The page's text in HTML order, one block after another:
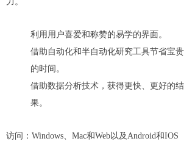
利用用户喜爱和称赞的易学的界面。
借助自动化和半自动化研究工具节省宝贵
的时间。
借助数据分析技术，获得更快、更好的结
果。
访问：Windows、Mac和Web以及Android和IOS